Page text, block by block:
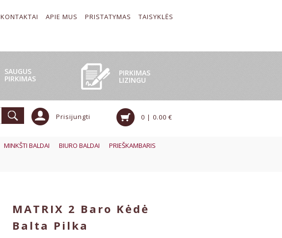
KONTAKTAI APIE MUS PRISTATYMAS TAISYKLĖS
SAUGUS
PIRKIMAS
PIRKIMAS
LIZINGU
Prisijungti 0 | 0.00 €
MINKŠTI BALDAI BIURO BALDAI
PRIEŠKAMBARIS
MATRIX 2 Baro Kėdė
Balta Pilka